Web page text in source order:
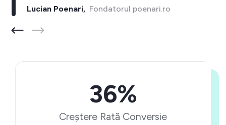
Lucian Poenari,Fondatorul poenari.ro
36%
Creștere Rată Conversie